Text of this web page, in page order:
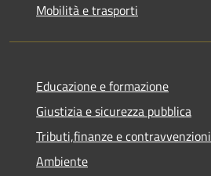
Mobilità e trasporti
Educazione e formazione
Giustizia e sicurezza pubblica
Tributi,finanze e contravvenzioni
Ambiente